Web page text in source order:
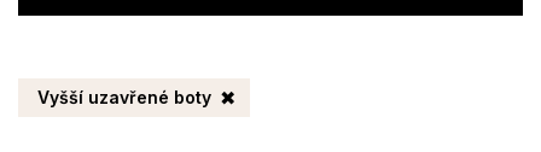
Vyšší uzavřené boty